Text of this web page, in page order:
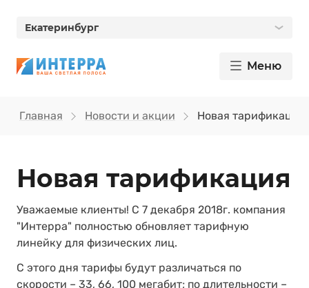
Екатеринбург
Меню
Главная Новости и акции Новая тарификация
Новая тарификация
Уважаемые клиенты! С 7 декабря 2018г. компания
"Интерра" полностью обновляет тарифную
линейку для физических лиц.
С этого дня тарифы будут различаться по
скорости – 33, 66, 100 мегабит; по длительности –